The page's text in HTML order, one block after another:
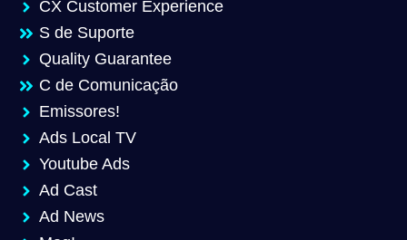
CX Customer Experience
S de Suporte
Quality Guarantee
C de Comunicação
Emissores!
Ads Local TV
Youtube Ads
Ad Cast
Ad News